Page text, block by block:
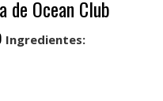
de Ocean Club
Ingredientes: